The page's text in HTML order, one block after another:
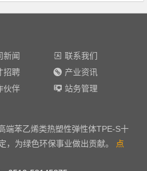
新闻
联系我们
招聘
产业资讯
伙伴 站务管理
端苯乙烯类热塑性弹性体TPE-S十
，为绿色环保事业做出贡献。 点